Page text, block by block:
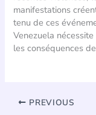
manifestations
tenu de ces
Venezuela
les conséquences
PREVIOUS